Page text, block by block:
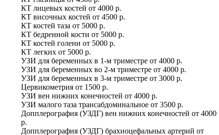
КТ лицевых костей от 4000 р.
КТ височных костей от 4500 р.
КТ костей таза от 5000 р.
КТ бедренной кости от 5000 р.
КТ костей голени от 5000 р.
КТ легких от 5000 р.
УЗИ для беременных в 1-м триместре от 4000 р.
УЗИ для беременных во 2-м триместре от 4000 р.
УЗИ для беременных в 3-м триместре от 3000 р.
Цервикометрия от 1500 р.
УЗИ вен нижних конечностей от 4000 р.
УЗИ малого таза трансабдоминальное от 3500 р.
Допплерография (УЗДГ) вен нижних конечностей от 4000
р.
Допплерография (УЗДГ) брахиоцефальных артерий от